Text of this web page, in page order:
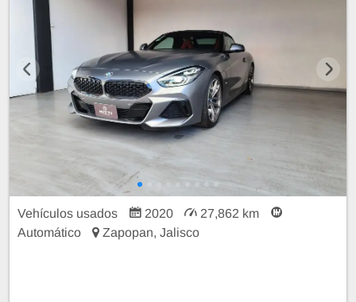
Vehículos usados 2020
27,862 km
Automático
Zapopan, Jalisco